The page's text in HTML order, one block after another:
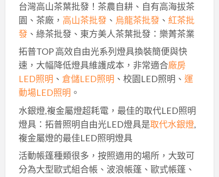
台灣高山茶葉批發！茶農自耕、自有高海拔茶
園、茶廠， 高山茶批發、 烏龍茶批發、 紅茶批
發、綠茶批發、東方美人茶葉批發：樂菁茶業
拓普TOP 高效自由光系列燈具換裝簡便與快
速，大幅降低燈具維護成本，非常適合廠房
LED照明 、 倉儲LED照明 、校園LED照明、 運
動場LED照明 。
水銀燈,複金屬燈超耗電，最佳的取代LED照明
燈具：拓普照明自由光LED燈具是取代水銀燈,
複金屬燈的最佳LED照明燈具
活動帳篷種類很多，按照適用的場所，大致可
分為大型歐式組合帳、波浪帳篷、歐式帳篷、